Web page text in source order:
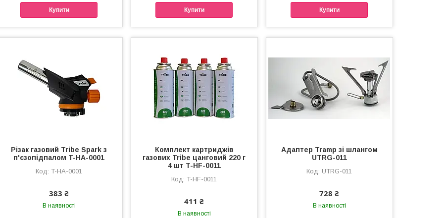
Купити Купити Купити
Різак газовий Tribe Spark з
п'єзопідпалом T-HA-0001
T-HA-0001
383 ₴
В наявності
Комплект картриджів
газових Tribe цанговий 220 г
4 шт T-HF-0011
T-HF-0011
411 ₴
В наявності
Адаптер Tramp зі шлангом
UTRG-011
UTRG-011
728 ₴
В наявності